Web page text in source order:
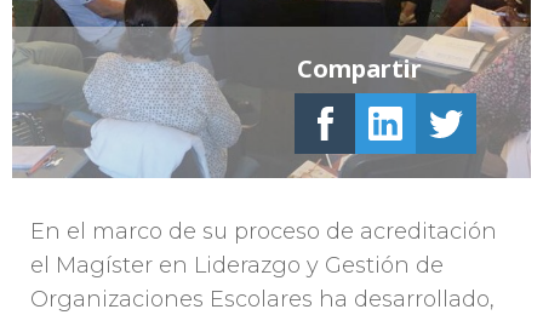
En el marco de su proceso de acreditación
el Magíster en Liderazgo y Gestión de
Organizaciones Escolares ha desarrollado,
Compartir